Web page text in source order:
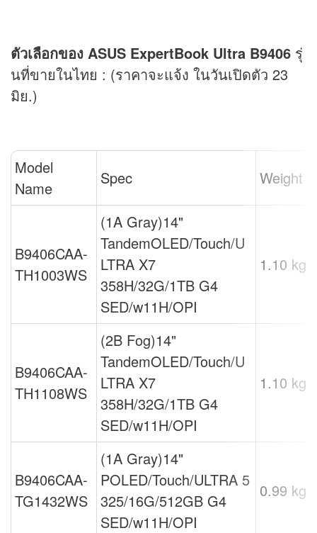
ตัวเลือกของ ASUS ExpertBook Ultra B9406 รุ่
นที่ขายในไทย : (ราคาจะแจ้ง ในวันเปิดตัว 23
มิย.)
Model
Name
Spec Weight
B9406CAA-
TH1003WS
(1A Gray)14"
TandemOLED/Touch/U
LTRA X7
358H/32G/1TB G4
SED/w11H/OPI
1.10 kg.
B9406CAA-
TH1108WS
(2B Fog)14"
TandemOLED/Touch/U
LTRA X7
358H/32G/1TB G4
SED/w11H/OPI
1.10 kg.
B9406CAA-
TG1432WS
(1A Gray)14"
POLED/Touch/ULTRA 5
325/16G/512GB G4
SED/w11H/OPI
0.99 kg.